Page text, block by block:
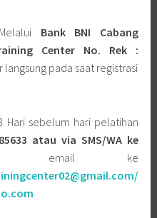
Bank BNI Cabang
Center No. Rek :
pada saat registrasi
Hari sebelum hari pelatihan
atau via SMS/WA ke
email ke